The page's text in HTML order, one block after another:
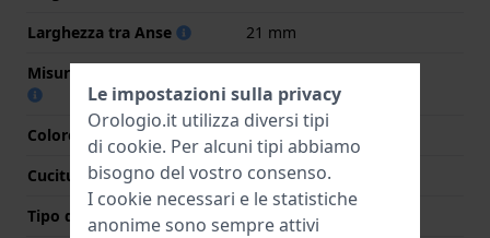
Larghezza tra Anse
21 mm
Misura cinturino alla fibbia
Colore cinturino
Cuciture a colori
Marrone
Tipo di chiusura
Nessuno
Le impostazioni sulla privacy
Orologio.it utilizza diversi tipi
di cookie. Per alcuni tipi abbiamo
bisogno del vostro consenso.
I cookie necessari e le statistiche
anonime sono sempre attivi